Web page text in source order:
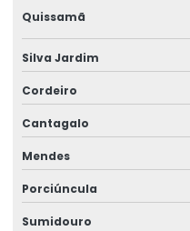
Elaboração de laudos de
Elaboração de quesitos de
Elaboração de quesitos
Elaboração de quesitos
Elaboração de subsídios
Quissamã
Silva Jardim
Cordeiro
Cantagalo
Mendes
Porciúncula
Sumidouro